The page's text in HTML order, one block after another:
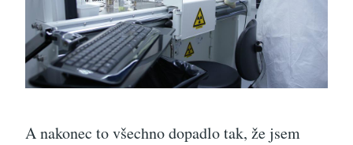
A nakonec to všechno dopadlo tak, že jsem